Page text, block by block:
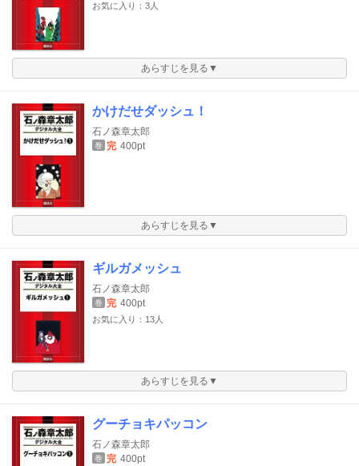
お気に入り：3人
あらすじを見る▼
かけだせダッシュ！
石ノ森章太郎
巻 完 400pt
あらすじを見る▼
ギルガメッシュ
石ノ森章太郎
巻 完 400pt
お気に入り：13人
あらすじを見る▼
グーチョキパッコン
石ノ森章太郎
巻 完 400pt